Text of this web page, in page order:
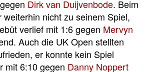
Dirk van Duijvenbode. Beim
weiterhin nicht zu seinem Spiel,
verlief mit 1:6 gegen Mervyn
Auch die UK Open stellten
er konnte kein Spiel
mit 6:10 gegen Danny Noppert